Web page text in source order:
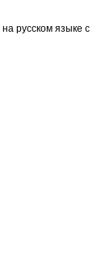
на русском языке с